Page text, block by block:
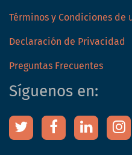
Términos y Condiciones de
Declaración de Privacidad
Preguntas Frecuentes
Síguenos en: